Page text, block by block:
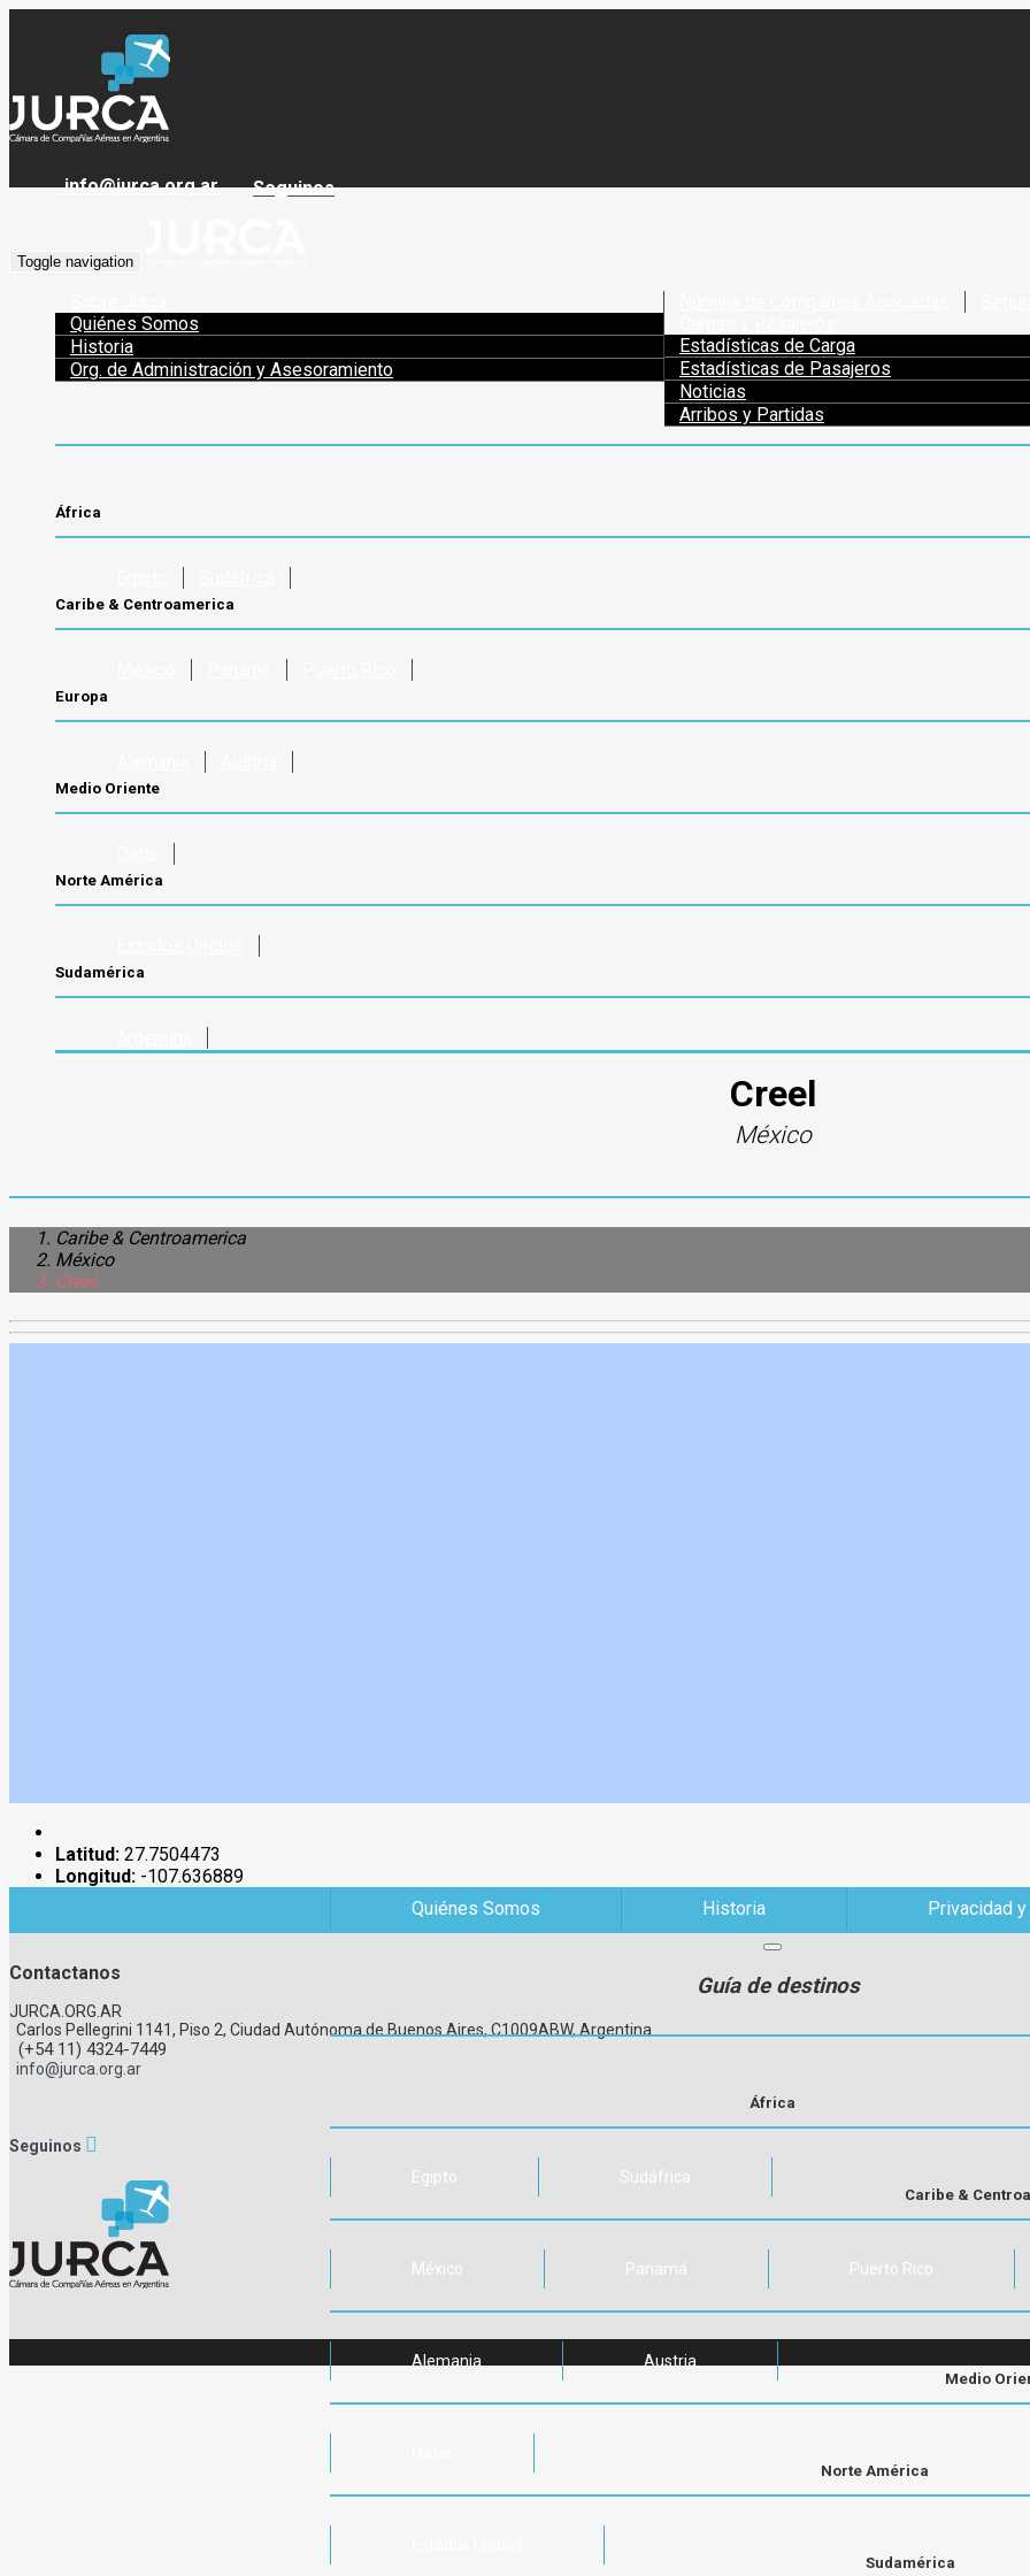
info@jurca.org.ar Seguinos
Toggle navigation
Quiénes Somos
Historia
Org. de Administración y Asesoramiento
Estadísticas de Carga
Estadísticas de Pasajeros
Noticias
Arribos y Partidas
África
Caribe & Centroamerica
Europa
Medio Oriente
Norte América
Sudamérica
Creel
México
Caribe & Centroamerica
México
Creel
Latitud: 27.7504473
Longitud: -107.636889
Quiénes Somos
Historia Privacidad
Guía de destinos
África
Egipto Sudáfrica
Caribe &
México Panamá Puerto Rico
Alemania Austria
Medio
Norte América
Sudamérica
Contactanos
JURCA.ORG.AR
Carlos Pellegrini 1141, Piso 2, Ciudad Autónoma de Buenos Aires, C1009ABW, Argentina
(+54 11) 4324-7449
info@jurca.org.ar
Seguinos